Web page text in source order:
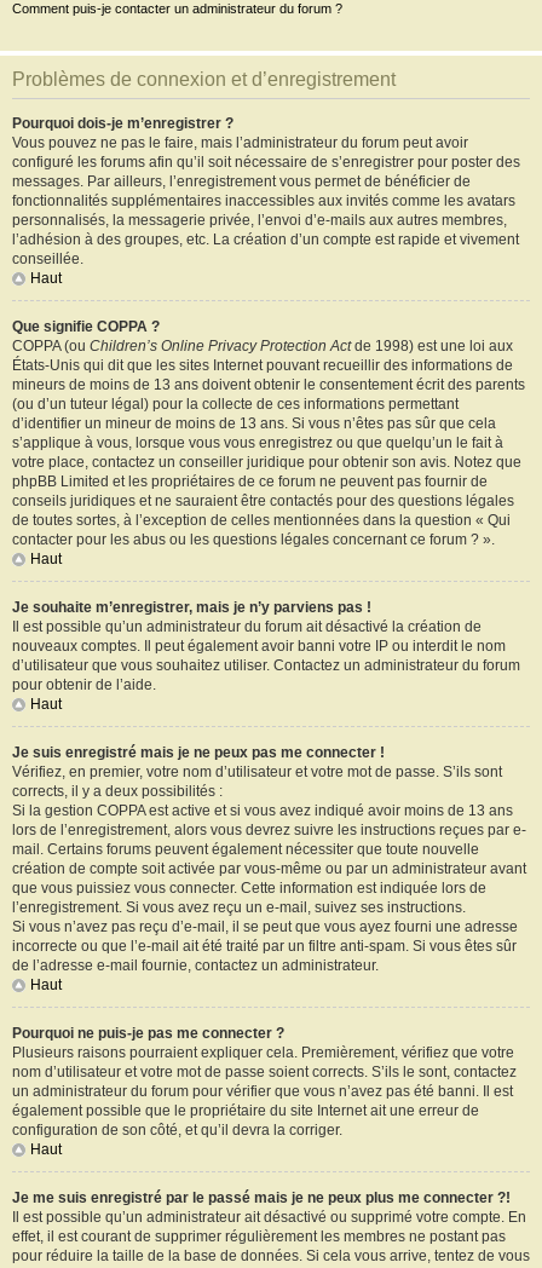
Comment puis-je contacter un administrateur du forum ?
Problèmes de connexion et d’enregistrement
Pourquoi dois-je m’enregistrer ?
Vous pouvez ne pas le faire, mais l’administrateur du forum peut avoir
configuré les forums afin qu’il soit nécessaire de s’enregistrer pour poster des
messages. Par ailleurs, l’enregistrement vous permet de bénéficier de
fonctionnalités supplémentaires inaccessibles aux invités comme les avatars
personnalisés, la messagerie privée, l’envoi d’e-mails aux autres membres,
l’adhésion à des groupes, etc. La création d’un compte est rapide et vivement
conseillée.
Haut
Que signifie COPPA ?
COPPA (ou Children’s Online Privacy Protection Actde 1998) est une loi aux
États-Unis qui dit que les sites Internet pouvant recueillir des informations de
mineurs de moins de 13 ans doivent obtenir le consentement écrit des parents
(ou d’un tuteur légal) pour la collecte de ces informations permettant
d’identifier un mineur de moins de 13 ans. Si vous n’êtes pas sûr que cela
s’applique à vous, lorsque vous vous enregistrez ou que quelqu’un le fait à
votre place, contactez un conseiller juridique pour obtenir son avis. Notez que
phpBB Limited et les propriétaires de ce forum ne peuvent pas fournir de
conseils juridiques et ne sauraient être contactés pour des questions légales
de toutes sortes, à l’exception de celles mentionnées dans la question « Qui
contacter pour les abus ou les questions légales concernant ce forum ? ».
Haut
Je souhaite m’enregistrer, mais je n’y parviens pas !
Il est possible qu’un administrateur du forum ait désactivé la création de
nouveaux comptes. Il peut également avoir banni votre IP ou interdit le nom
d’utilisateur que vous souhaitez utiliser. Contactez un administrateur du forum
pour obtenir de l’aide.
Haut
Je suis enregistré mais je ne peux pas me connecter !
Vérifiez, en premier, votre nom d’utilisateur et votre mot de passe. S’ils sont
corrects, il y a deux possibilités :
Si la gestion COPPA est active et si vous avez indiqué avoir moins de 13 ans
lors de l’enregistrement, alors vous devrez suivre les instructions reçues par e-
mail. Certains forums peuvent également nécessiter que toute nouvelle
création de compte soit activée par vous-même ou par un administrateur avant
que vous puissiez vous connecter. Cette information est indiquée lors de
l’enregistrement. Si vous avez reçu un e-mail, suivez ses instructions.
Si vous n’avez pas reçu d’e-mail, il se peut que vous ayez fourni une adresse
incorrecte ou que l’e-mail ait été traité par un filtre anti-spam. Si vous êtes sûr
de l’adresse e-mail fournie, contactez un administrateur.
Haut
Pourquoi ne puis-je pas me connecter ?
Plusieurs raisons pourraient expliquer cela. Premièrement, vérifiez que votre
nom d’utilisateur et votre mot de passe soient corrects. S’ils le sont, contactez
un administrateur du forum pour vérifier que vous n’avez pas été banni. Il est
également possible que le propriétaire du site Internet ait une erreur de
configuration de son côté, et qu’il devra la corriger.
Haut
Je me suis enregistré par le passé mais je ne peux plus me connecter ?!
Il est possible qu’un administrateur ait désactivé ou supprimé votre compte. En
effet, il est courant de supprimer régulièrement les membres ne postant pas
pour réduire la taille de la base de données. Si cela vous arrive, tentez de vous